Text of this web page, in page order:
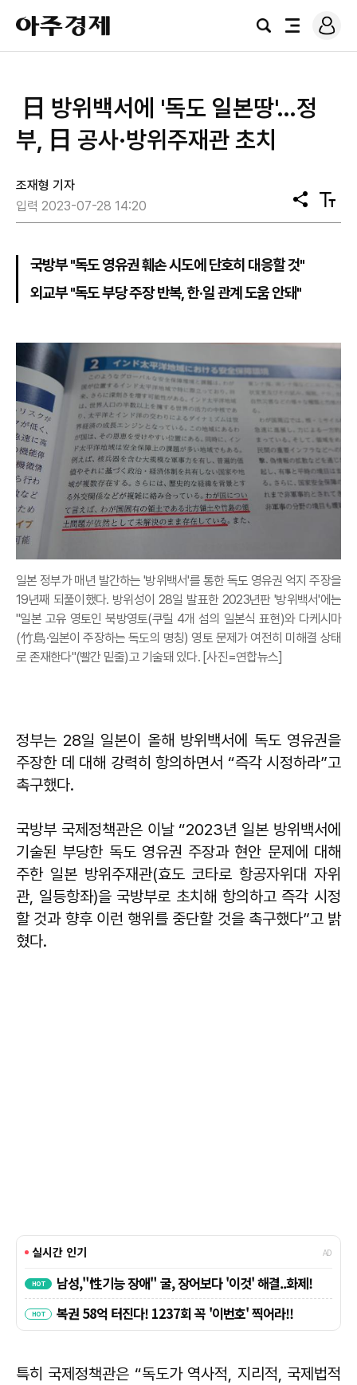
아
주
경
검
전
로
그
​ 日 방위백서에 '독도 일본땅'…정
부, 日 공사·방위주재관 초치
조재형 기자
입력 2023-07-28 14:20
공
유
텍
스
국방부 "독도 영유권 훼손 시도에 단호히 대응할 것"
외교부 "독도 부당 주장 반복, 한·일 관계 도움 안돼"
일본 정부가 매년 발간하는 '방위백서'를 통한 독도 영유권 억지 주장을
19년째 되풀이했다. 방위성이 28일 발표한 2023년판 '방위백서'에는
"일본 고유 영토인 북방영토(쿠릴 4개 섬의 일본식 표현)와 다케시마
(竹島·일본이 주장하는 독도의 명칭) 영토 문제가 여전히 미해결 상태
로 존재한다"(빨간 밑줄)고 기술돼 있다. [사진=연합뉴스]
정부는 28일 일본이 올해 방위백서에 독도 영유권을
주장한 데 대해 강력히 항의하면서 “즉각 시정하라”고
촉구했다.
국방부 국제정책관은 이날 “2023년 일본 방위백서에
기술된 부당한 독도 영유권 주장과 현안 문제에 대해
주한 일본 방위주재관(효도 코타로 항공자위대 자위
관, 일등항좌)을 국방부로 초치해 항의하고 즉각 시정
할 것과 향후 이런 행위를 중단할 것을 촉구했다”고 밝
혔다.
특히 국제정책관은 “독도가 역사적, 지리적, 국제법적